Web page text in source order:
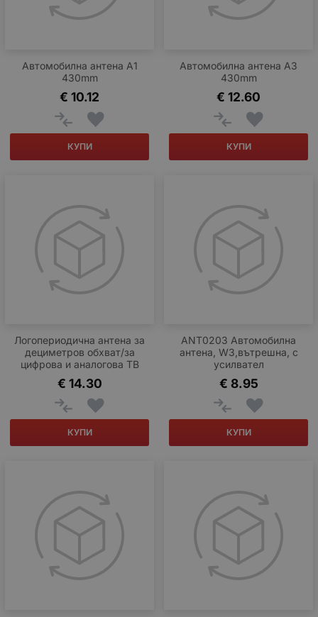
Автомобилна антена A1
430mm
10.12
€
КУПИ
Автомобилна антена A3
430mm
12.60
€
КУПИ
Логопериодична антена за
дециметров обхват/за
цифрова и аналогова ТВ
14.30
€
КУПИ
ANT0203 Автомобилна
антена, W3,вътрешна, с
усилвател
8.95
€
КУПИ